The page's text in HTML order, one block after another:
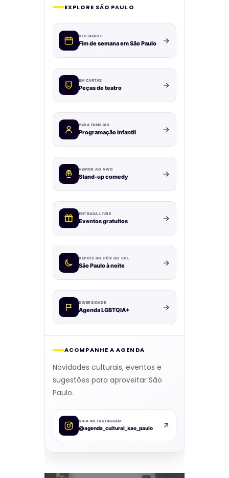
EXPLORE SÃO PAULO
DESTAQUES
Fim de semana em São Paulo
EM CARTAZ
Peças de teatro
PARA FAMÍLIAS
Programação infantil
HUMOR AO VIVO
Stand-up comedy
ENTRADA LIVRE
Eventos gratuitos
DEPOIS DO PÔR DO SOL
São Paulo à noite
DIVERSIDADE
Agenda LGBTQIA+
ACOMPANHE A AGENDA
Novidades culturais, eventos e
sugestões para aproveitar São
Paulo.
SIGA NO INSTAGRAM
@agenda_cultural_sao_paulo